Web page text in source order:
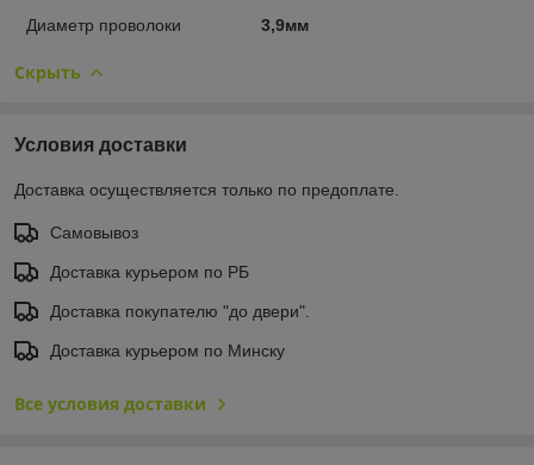
Диаметр проволоки
3,9мм
Скрыть
Условия доставки
Доставка осуществляется только по предоплате.
Самовывоз
Доставка курьером по РБ
Доставка покупателю "до двери".
Доставка курьером по Минску
Все условия доставки